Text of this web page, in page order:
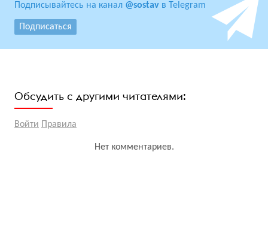
Подписывайтесь на канал @sostav в Telegram
Подписаться
Обсудить с другими читателями:
Войти Правила
Нет комментариев.